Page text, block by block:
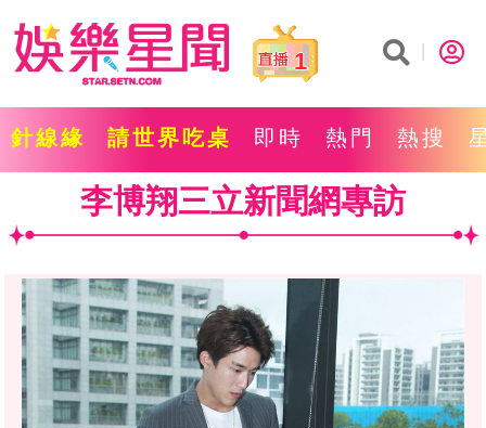
1
針線緣 請世界吃桌 即時 熱門 熱搜
李博翔三立新聞網專訪